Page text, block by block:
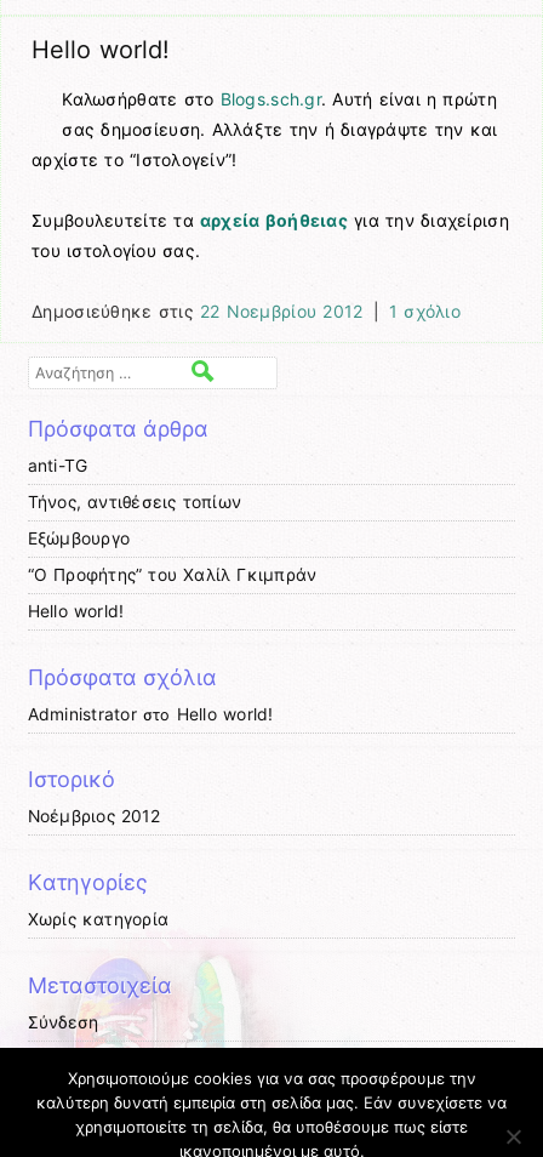
Hello world!
Καλωσήρθατε στο Blogs.sch.gr. Αυτή είναι η πρώτη
σας δημοσίευση. Αλλάξτε την ή διαγράψτε την και
αρχίστε το “Ιστολογείν”!
Συμβουλευτείτε τα αρχεία βοήθειαςγια την διαχείριση
του ιστολογίου σας.
Δημοσιεύθηκε στις 22 Νοεμβρίου 2012 1 σχόλιο
Αναζήτηση
Πρόσφατα άρθρα
anti-TG
Τήνος, αντιθέσεις τοπίων
Εξώμβουργο
“Ο Προφήτης” του Χαλίλ Γκιμπράν
Hello world!
Πρόσφατα σχόλια
Administratorστο Hello world!
Ιστορικό
Νοέμβριος 2012
Kατηγορίες
Χωρίς κατηγορία
Μεταστοιχεία
Σύνδεση
CommentsRSS
Εκπαιδευτικές Κοινότητες & Ιστολόγια ΠΣΔ
Χρησιμοποιούμε cookies για να σας προσφέρουμε την
καλύτερη δυνατή εμπειρία στη σελίδα μας. Εάν συνεχίσετε να
χρησιμοποιείτε τη σελίδα, θα υποθέσουμε πως είστε
ικανοποιημένοι με αυτό.